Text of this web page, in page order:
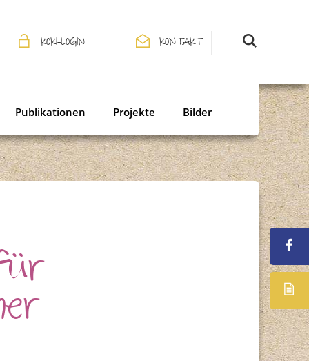
KOKI-LOGIN KONTAKT
Publikationen Projekte Bilder